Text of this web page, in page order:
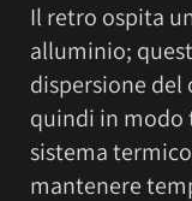
Il retro ospita
alluminio;
dispersione del
quindi in modo
sistema
mantenere